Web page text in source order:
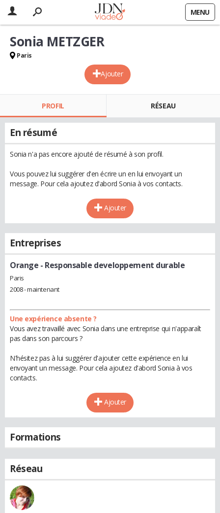
MENU
Ajouter
Sonia METZGER
Paris
PROFIL RÉSEAU
En résumé
Sonia n'a pas encore ajouté de résumé à son profil.
Vous pouvez lui suggérer d'en écrire un en lui envoyant un
message. Pour cela ajoutez d'abord Sonia à vos contacts.
Ajouter
Entreprises
Orange - Responsable developpement durable
Paris
2008 - maintenant
Une expérience absente ?
Vous avez travaillé avec Sonia dans une entreprise qui n'apparaît
pas dans son parcours ?
N'hésitez pas à lui suggérer d'ajouter cette expérience en lui
envoyant un message. Pour cela ajoutez d'abord Sonia à vos
contacts.
Ajouter
Formations
Réseau